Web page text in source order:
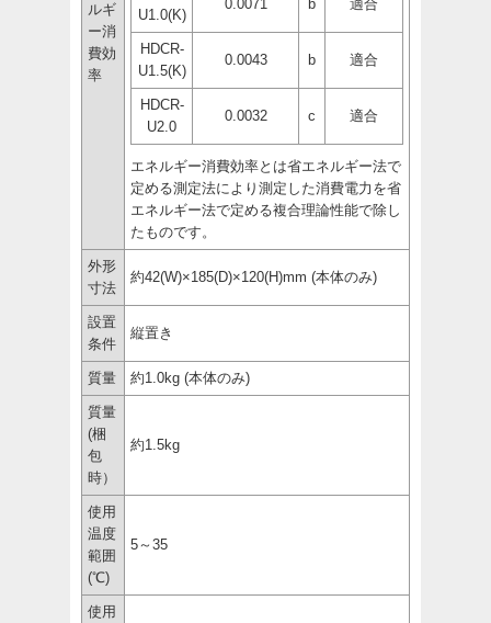
ルギ
ー消
費効
率
U1.0(K)
0.0071 b 適合
HDCR-
U1.5(K)
0.0043 b 適合
HDCR-
U2.0
0.0032 c 適合
エネルギー消費効率とは省エネルギー法で
定める測定法により測定した消費電力を省
エネルギー法で定める複合理論性能で除し
たものです。
外形
寸法
約42(W)×185(D)×120(H)mm (本体のみ)
設置
条件
縦置き
質量 約1.0kg (本体のみ)
質量
(梱
包
時）
約1.5kg
使用
温度
範囲
(℃)
5～35
使用